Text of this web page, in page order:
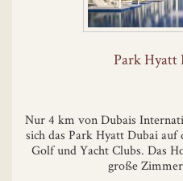
Park
Nur 4 km von Dubais
sich das Park Hyatt Dubai auf
Golf und Yacht Clubs. Das
große